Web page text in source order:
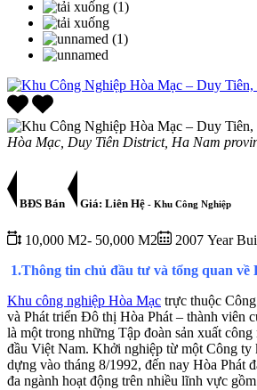
Hòa Mạc, Duy Tiên District, Ha Nam
BĐS Bán Giá: Liên Hệ - Khu Công Nghiệp
10,000 M2- 50,000 M2 2007 Year
1.Thông tin chủ đầu tư và tổng quan về
Khu công nghiệp Hòa Mạc trực thuộc
và Phát triển Đô thị Hòa Phát – thành viên
là một trong những Tập đoàn sản xuất
đầu Việt Nam. Khởi nghiệp từ một Công ty
dựng vào tháng 8/1992, đến nay Hòa Phát
đa ngành hoạt động trên nhiều lĩnh vực